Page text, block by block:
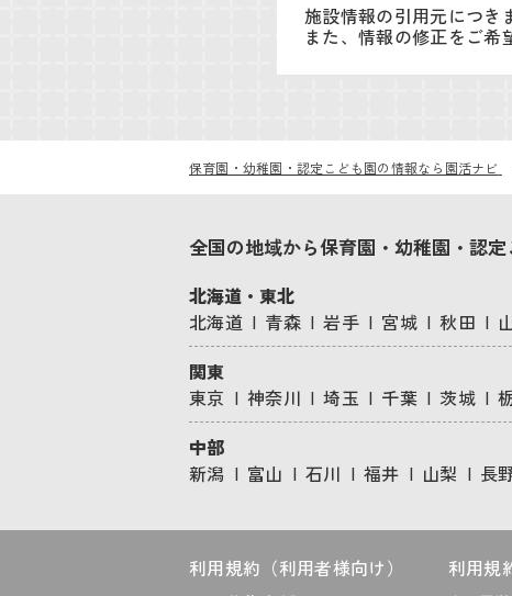
施設情報の引用元につき
また、情報の修正をご希
保育園・幼稚園・認定こども園の情報なら園活ナビ
全国の地域から保育園・幼稚園・認
北海道・東北
北海道
青森 岩手 宮城 秋田
関東
東京
神奈川 埼玉 千葉 茨城
中部
新潟
富山 石川 福井 山梨 長
利用規約（利用者様向け） 利用規